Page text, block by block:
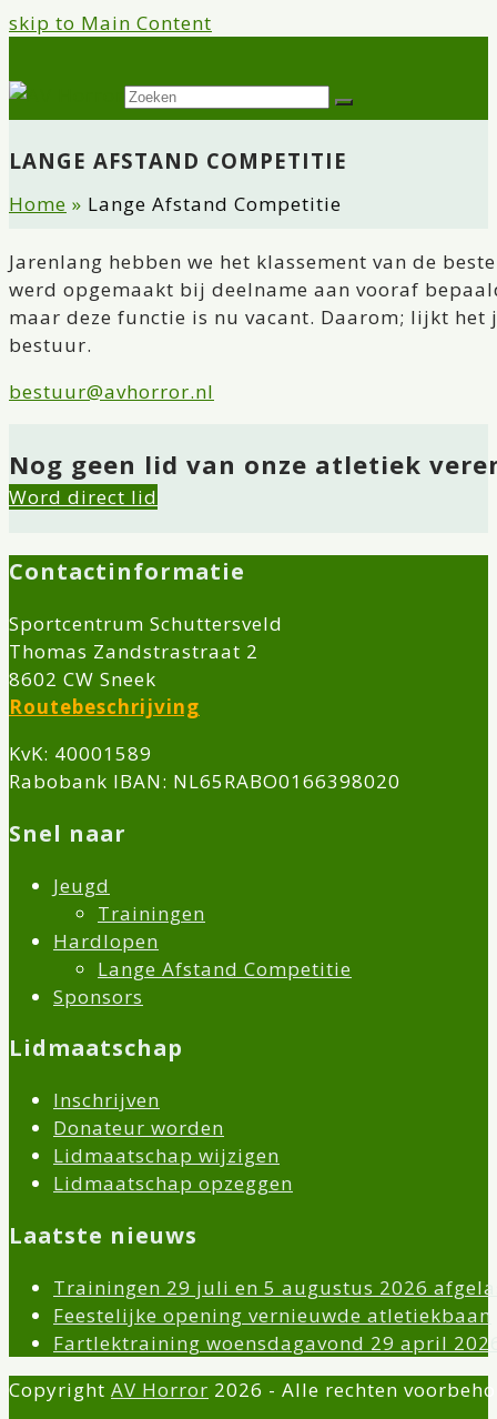
skip to Main Content
Open
Mobile
Menu
Zoeken
Verzenden
LANGE AFSTAND COMPETITIE
Home » Lange Afstand Competitie
Jarenlang hebben we het klassement van de
werd opgemaakt bij deelname aan vooraf
maar deze functie is nu vacant. Daarom; lijkt
bestuur.
bestuur@avhorror.nl
Nog geen lid van onze atletiek
Word direct lid
Contactinformatie
Sportcentrum Schuttersveld
Thomas Zandstrastraat 2
8602 CW Sneek
Routebeschrijving
KvK: 40001589
Rabobank IBAN: NL65RABO0166398020
Snel naar
Jeugd
Trainingen
Hardlopen
Lange Afstand Competitie
Sponsors
Lidmaatschap
Inschrijven
Donateur worden
Lidmaatschap wijzigen
Lidmaatschap opzeggen
Laatste nieuws
Trainingen 29 juli en 5 augustus 2026
Feestelijke opening vernieuwde atletiekbaan
Fartlektraining woensdagavond 29 april
Copyright AV Horror 2026 - Alle rechten